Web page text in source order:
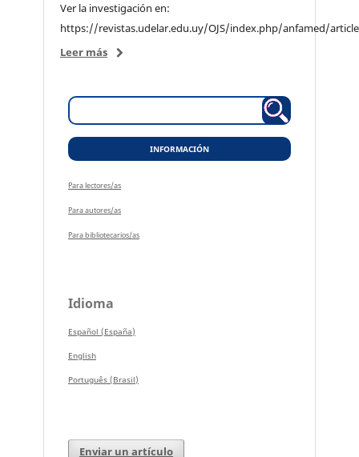
Ver la investigación en:
https://revistas.udelar.edu.uy/OJS/index.php/anfamed/
Leer más
INFORMACIÓN
Para lectores/as
Para autores/as
Para bibliotecarios/as
Idioma
Español (España)
English
Português (Brasil)
Enviar un artículo